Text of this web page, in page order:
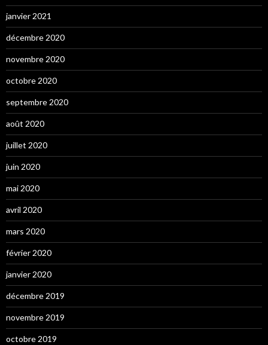
janvier 2021
décembre 2020
novembre 2020
octobre 2020
septembre 2020
août 2020
juillet 2020
juin 2020
mai 2020
avril 2020
mars 2020
février 2020
janvier 2020
décembre 2019
novembre 2019
octobre 2019